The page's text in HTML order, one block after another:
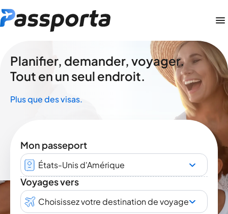
Planifier, demander, voyager.
Tout en un seul endroit.
Plus que des visas.
Mon passeport
États-Unis d'Amérique
Voyages vers
Choisissez votre destination de voyage